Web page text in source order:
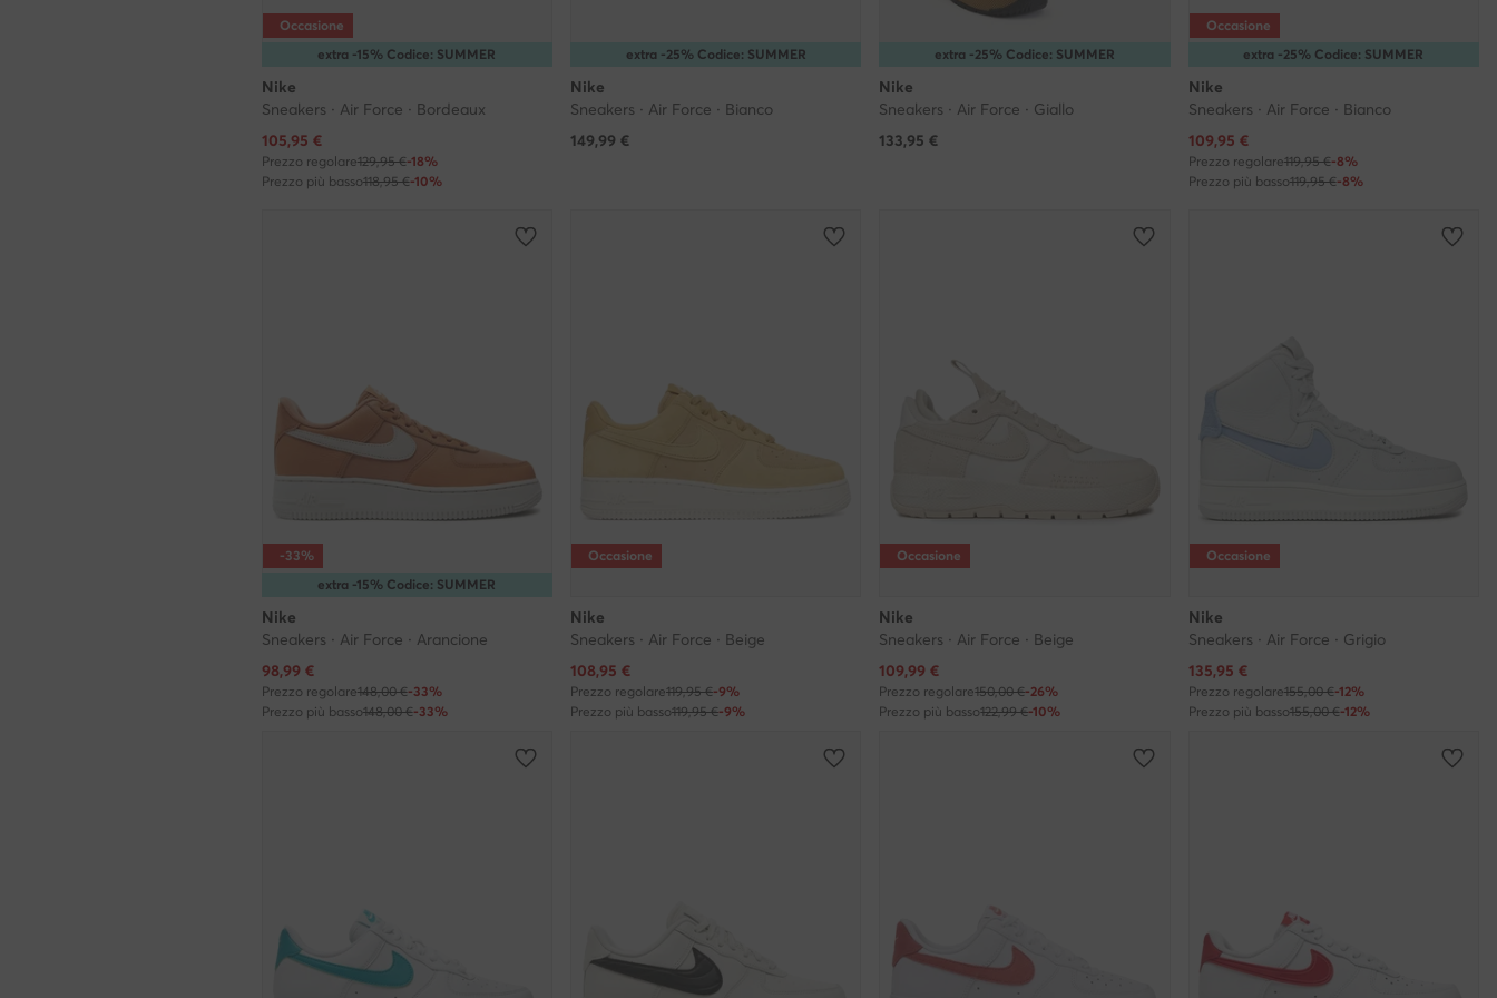
extra -15% Codice: SUMMER
Occasione
Nike
Sneakers · Air Force · Bordeaux
Prezzo attuale
105,95 €
Prezzo regolare129,95 €-18%
Prezzo più basso118,95 €-10%
extra -25% Codice: SUMMER
Nike
Sneakers · Air Force · Bianco
149,99 €
extra -25% Codice: SUMMER
Nike
Sneakers · Air Force · Giallo
133,95 €
extra -25% Codice: SUMMER
Occasione
Nike
Sneakers · Air Force · Bianco
Prezzo attuale
109,95 €
Prezzo regolare119,95 €-8%
Prezzo più basso119,95 €-8%
extra -15% Codice: SUMMER
-33%
Nike
Sneakers · Air Force · Arancione
Prezzo attuale
98,99 €
Prezzo regolare148,00 €-33%
Prezzo più basso148,00 €-33%
Occasione
Nike
Sneakers · Air Force · Beige
Prezzo attuale
108,95 €
Prezzo regolare119,95 €-9%
Prezzo più basso119,95 €-9%
Occasione
Nike
Sneakers · Air Force · Beige
Prezzo attuale
109,99 €
Prezzo regolare150,00 €-26%
Prezzo più basso122,99 €-10%
Occasione
Nike
Sneakers · Air Force · Grigio
Prezzo attuale
135,95 €
Prezzo regolare155,00 €-12%
Prezzo più basso155,00 €-12%